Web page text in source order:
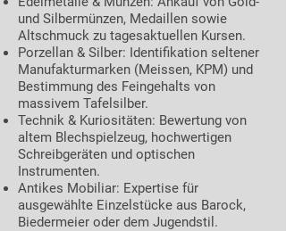
und Silbermünzen, Medaillen sowie
Altschmuck zu tagesaktuellen Kursen.
Porzellan & Silber: Identifikation seltener
Manufakturmarken (Meissen, KPM) und
Bestimmung des Feingehalts von
massivem Tafelsilber.
Technik & Kuriositäten: Bewertung von
altem Blechspielzeug, hochwertigen
Schreibgeräten und optischen
Instrumenten.
Antikes Mobiliar: Expertise für
ausgewählte Einzelstücke aus Barock,
Biedermeier oder dem Jugendstil.